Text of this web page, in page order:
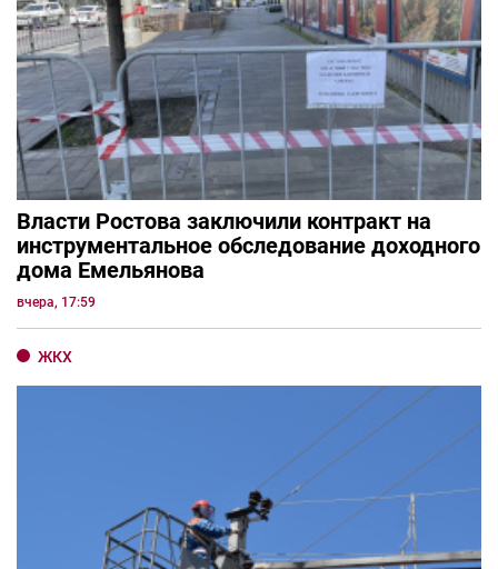
Власти Ростова заключили контракт на
инструментальное обследование доходного
дома Емельянова
вчера, 17:59
ЖКХ